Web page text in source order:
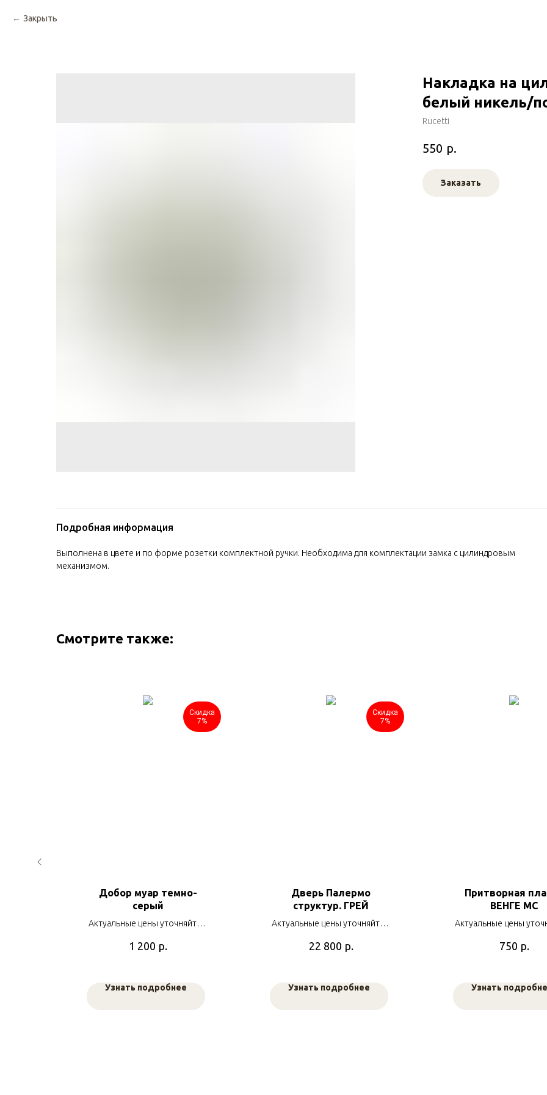
Закрыть
Накладка на
белый никель/
Rucetti
550 р.
Заказать
Подробная информация
Выполнена в цвете и по форме розетки комплектной ручки. Необходима для комплектации замка с цилиндровым
механизмом.
Смотрите также:
Скидка
7%
Добор муар темно-
серый
Актуальные цены уточняйте у
1 200 р.
Узнать подробнее
Скидка
7%
Дверь Палермо
структур. ГРЕЙ
Актуальные цены уточняйте у
22 800 р.
Узнать подробнее
Притворная
ВЕНГЕ МС
Актуальные цены
750 р.
Узнать